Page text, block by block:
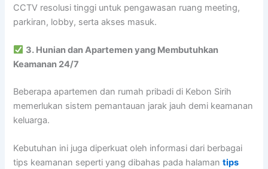
CCTV resolusi tinggi untuk pengawasan ruang meeting,
parkiran, lobby, serta akses masuk.
3. Hunian dan Apartemen yang Membutuhkan
Keamanan 24/7
Beberapa apartemen dan rumah pribadi di Kebon Sirih
memerlukan sistem pemantauan jarak jauh demi keamanan
keluarga.
Kebutuhan ini juga diperkuat oleh informasi dari berbagai
tips keamanan seperti yang dibahas pada halamantips